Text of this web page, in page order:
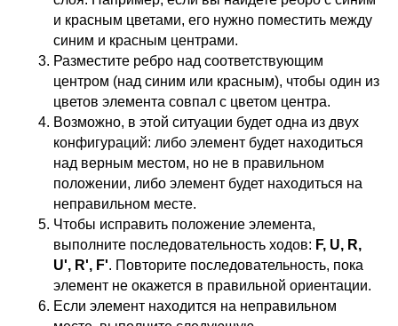
и красным цветами, его нужно поместить между
синим и красным центрами.
Разместите ребро над соответствующим
центром (над синим или красным), чтобы один из
цветов элемента совпал с цветом центра.
Возможно, в этой ситуации будет одна из двух
конфигураций: либо элемент будет находиться
над верным местом, но не в правильном
положении, либо элемент будет находиться на
неправильном месте.
Чтобы исправить положение элемента,
выполните последовательность ходов: F, U, R,
U', R', F'. Повторите последовательность, пока
элемент не окажется в правильной ориентации.
Если элемент находится на неправильном